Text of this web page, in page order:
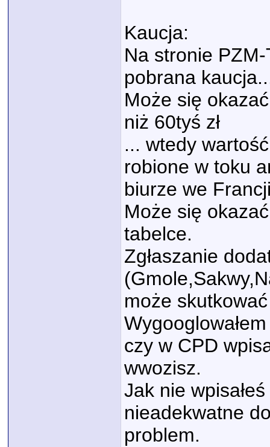
Kaucja:
Na stronie
pobrana
Może się
niż 60tyś zł
... wtedy
robione w toku
biurze we
Może się
tabelce.
Zgłaszanie
może
czy w CPD
wwozisz.
Jak nie
nieadekwatne
problem.